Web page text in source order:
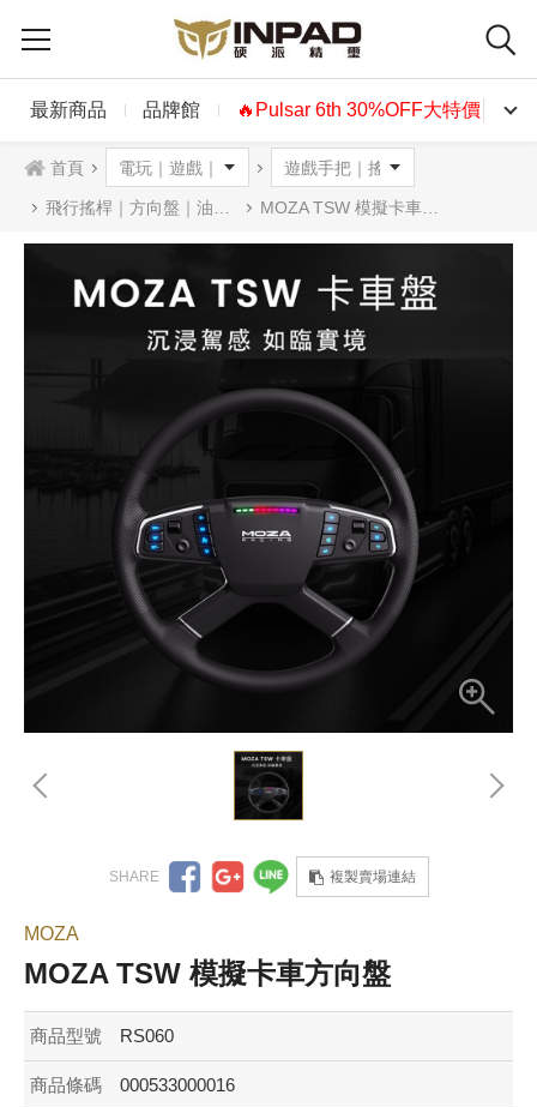
最新商品 品牌館 🔥Pulsar 6th 30%OFF大特價🔥
首頁
飛行搖桿｜方向盤｜油門踏板 MOZA TSW 模擬卡車方向盤
複製賣場連結
MOZA
MOZA TSW 模擬卡車方向盤
商品型號 RS060
商品條碼 000533000016